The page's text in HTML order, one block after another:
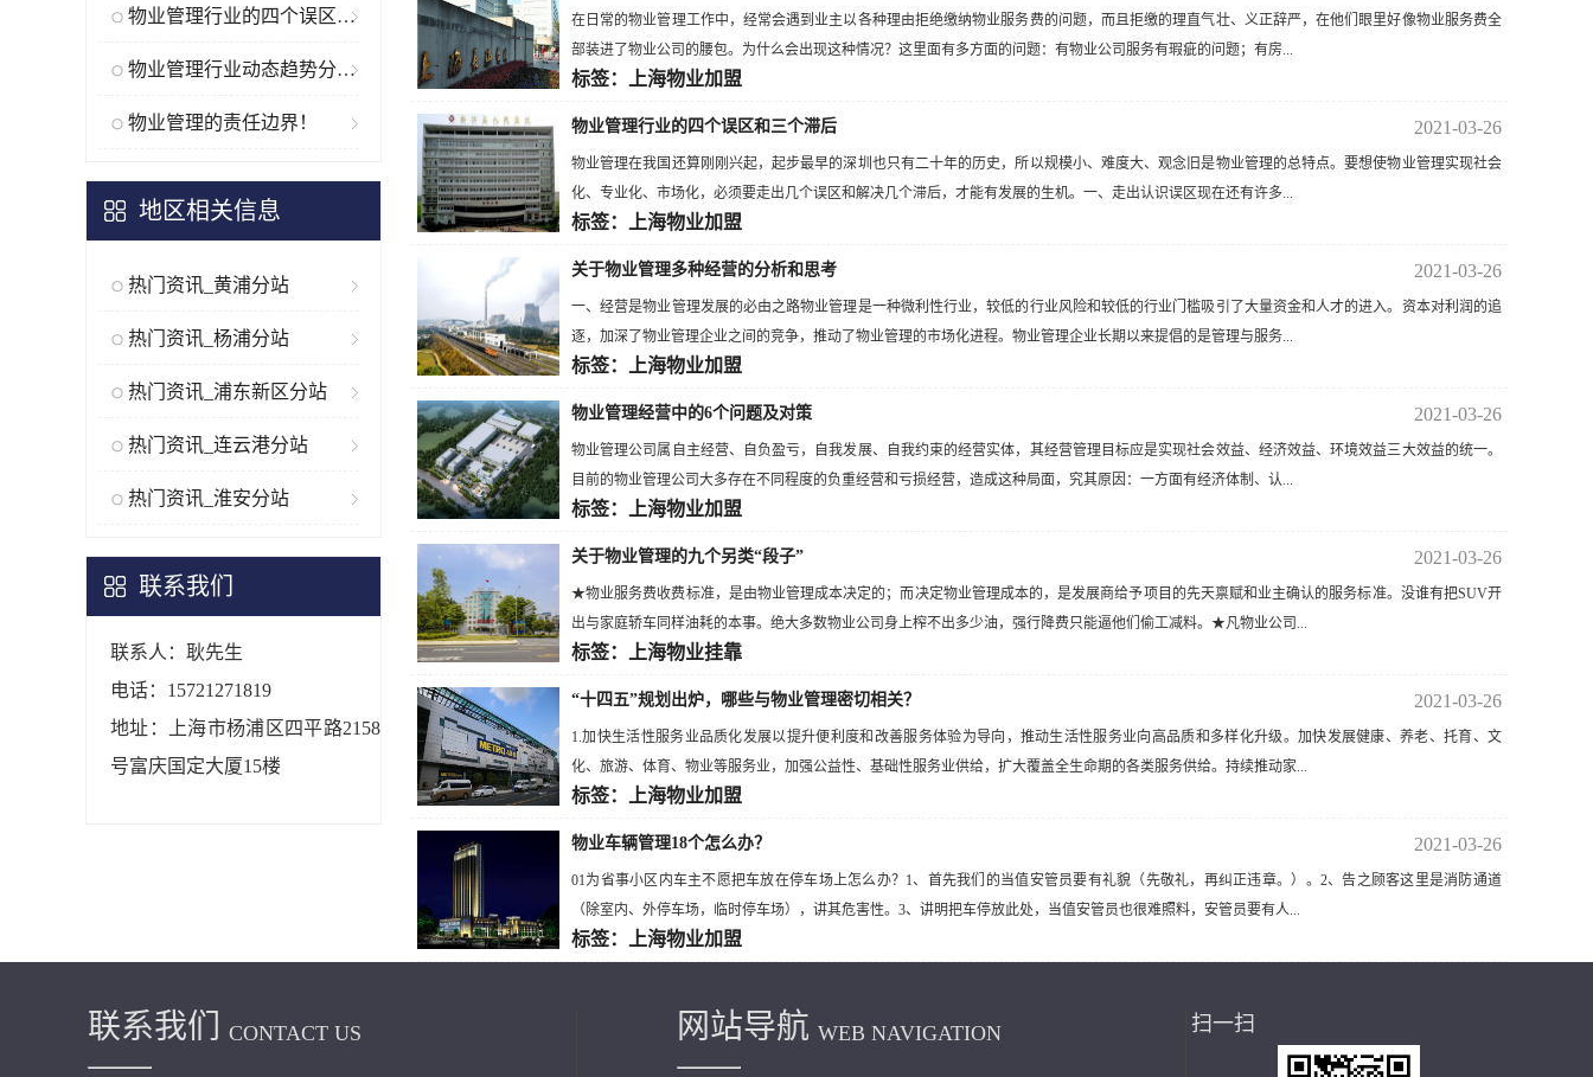
物业管理行业的四个误区和三个滞...
物业管理行业动态趋势分析与企业...
物业管理的责任边界！
地区相关信息
热门资讯_黄浦分站
热门资讯_杨浦分站
热门资讯_浦东新区分站
热门资讯_连云港分站
热门资讯_淮安分站
联系我们
联系人：耿先生
电话：15721271819
地址：上海市杨浦区四平路2158
号富庆国定大厦15楼
在日常的物业管理工作中，经常会遇到业主以各种理由拒绝缴纳物业服务费的问题，而且拒缴的理直气壮、义正辞严，在他们眼里好像物业服务费全
部装进了物业公司的腰包。为什么会出现这种情况？这里面有多方面的问题：有物业公司服务有瑕疵的问题；有房...
标签：上海物业加盟
物业管理行业的四个误区和三个滞后 2021-03-26
物业管理在我国还算刚刚兴起，起步最早的深圳也只有二十年的历史，所以规模小、难度大、观念旧是物业管理的总特点。要想使物业管理实现社会
化、专业化、市场化，必须要走出几个误区和解决几个滞后，才能有发展的生机。一、走出认识误区现在还有许多...
标签：上海物业加盟
关于物业管理多种经营的分析和思考 2021-03-26
一、经营是物业管理发展的必由之路物业管理是一种微利性行业，较低的行业风险和较低的行业门槛吸引了大量资金和人才的进入。资本对利润的追
逐，加深了物业管理企业之间的竞争，推动了物业管理的市场化进程。物业管理企业长期以来提倡的是管理与服务...
标签：上海物业加盟
物业管理经营中的6个问题及对策 2021-03-26
物业管理公司属自主经营、自负盈亏，自我发展、自我约束的经营实体，其经营管理目标应是实现社会效益、经济效益、环境效益三大效益的统一。
目前的物业管理公司大多存在不同程度的负重经营和亏损经营，造成这种局面，究其原因：一方面有经济体制、认...
标签：上海物业加盟
关于物业管理的九个另类“段子” 2021-03-26
★物业服务费收费标准，是由物业管理成本决定的；而决定物业管理成本的，是发展商给予项目的先天禀赋和业主确认的服务标准。没谁有把SUV开
出与家庭轿车同样油耗的本事。绝大多数物业公司身上榨不出多少油，强行降费只能逼他们偷工减料。★凡物业公司...
标签：上海物业挂靠
“十四五”规划出炉，哪些与物业管理密切相关？ 2021-03-26
1.加快生活性服务业品质化发展以提升便利度和改善服务体验为导向，推动生活性服务业向高品质和多样化升级。加快发展健康、养老、托育、文
化、旅游、体育、物业等服务业，加强公益性、基础性服务业供给，扩大覆盖全生命期的各类服务供给。持续推动家...
标签：上海物业加盟
物业车辆管理18个怎么办？ 2021-03-26
01为省事小区内车主不愿把车放在停车场上怎么办？1、首先我们的当值安管员要有礼貌（先敬礼，再纠正违章。）。2、告之顾客这里是消防通道
（除室内、外停车场，临时停车场），讲其危害性。3、讲明把车停放此处，当值安管员也很难照料，安管员要有人...
标签：上海物业加盟
联系我们 CONTACT US 网站导航 WEB NAVIGATION 扫一扫